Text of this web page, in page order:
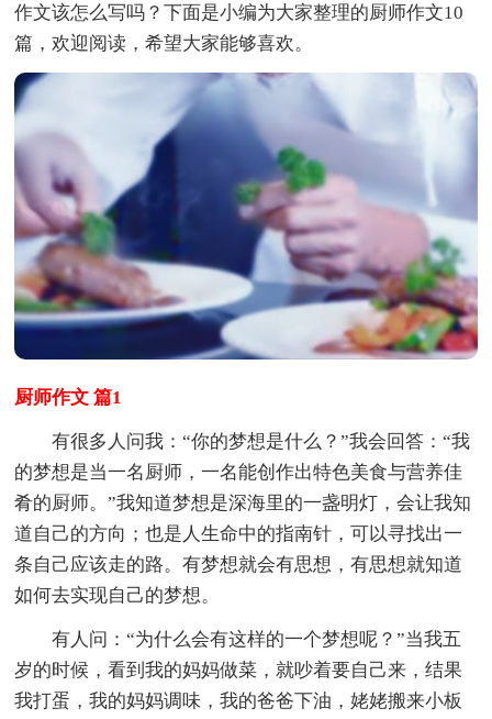
作文该怎么写吗？下面是小编为大家整理的厨师作文10
篇，欢迎阅读，希望大家能够喜欢。
厨师作文 篇1
有很多人问我：“你的梦想是什么？”我会回答：“我
的梦想是当一名厨师，一名能创作出特色美食与营养佳
肴的厨师。”我知道梦想是深海里的一盏明灯，会让我知
道自己的方向；也是人生命中的指南针，可以寻找出一
条自己应该走的路。有梦想就会有思想，有思想就知道
如何去实现自己的梦想。
有人问：“为什么会有这样的一个梦想呢？”当我五
岁的时候，看到我的妈妈做菜，就吵着要自己来，结果
我打蛋，我的妈妈调味，我的爸爸下油，姥姥搬来小板